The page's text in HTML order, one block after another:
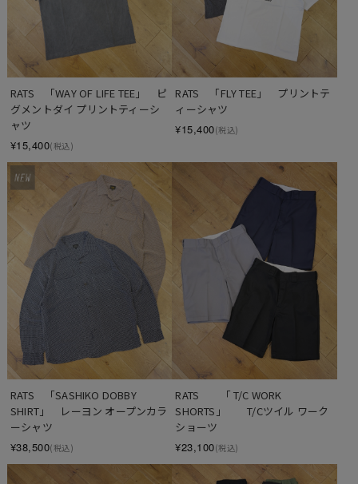
RATS　「WAY OF LIFE TEE」　ピ
グメントダイ プリントティーシ
ャツ
¥15,400(税込)
RATS　「FLY TEE」　プリントテ
ィーシャツ
¥15,400(税込)
RATS　「SASHIKO DOBBY
SHIRT」　レーヨン オープンカラ
ーシャツ
¥38,500(税込)
RATS　　「 T/C WORK
SHORTS」　　T/Cツイル ワーク
ショーツ
¥23,100(税込)